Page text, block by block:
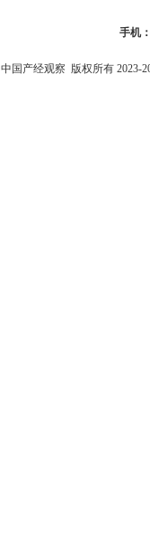
手机
中国产经观察 版权所有 2023-